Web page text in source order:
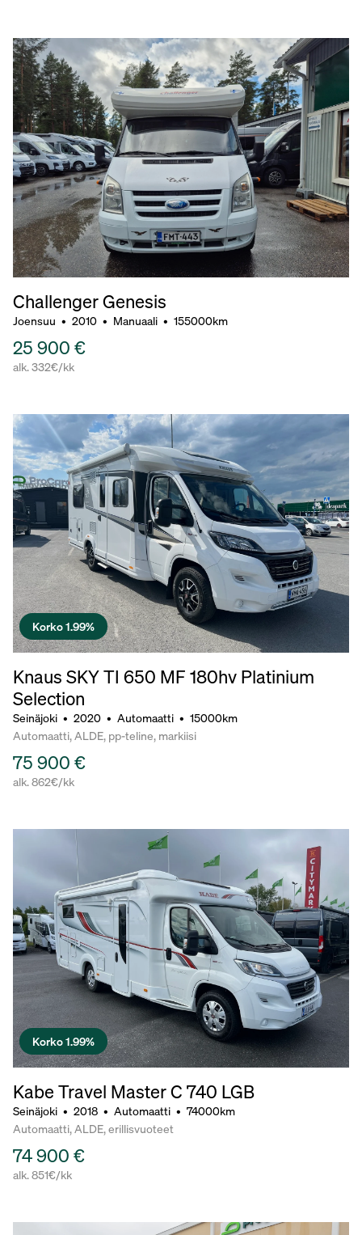
Challenger Genesis
Joensuu • 2010 • Manuaali • 155000km
25 900 €
alk. 332€/kk
Korko 1.99%
Knaus SKY TI 650 MF 180hv Platinium
Selection
Seinäjoki • 2020 • Automaatti • 15000km
Automaatti, ALDE, pp-teline, markiisi
75 900 €
alk. 862€/kk
Korko 1.99%
Kabe Travel Master C 740 LGB
Seinäjoki • 2018 • Automaatti • 74000km
Automaatti, ALDE, erillisvuoteet
74 900 €
alk. 851€/kk